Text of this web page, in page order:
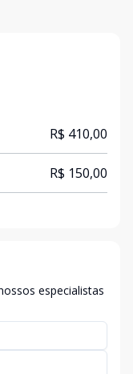
R$ 410,00
R$ 150,00
especialistas